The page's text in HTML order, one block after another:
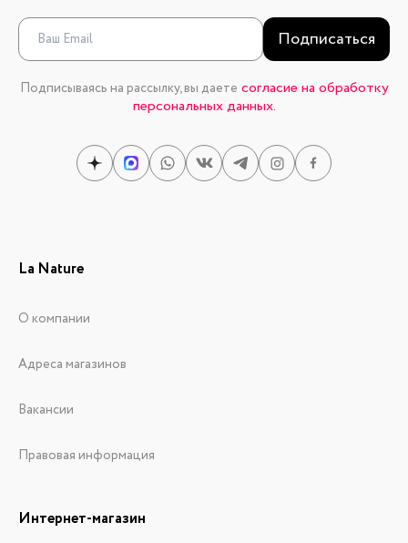
Подписаться
Подписываясь на рассылку, вы даете согласие на обработку
персональных данных.
La Nature
О компании
Адреса магазинов
Вакансии
Правовая информация
Интернет-магазин